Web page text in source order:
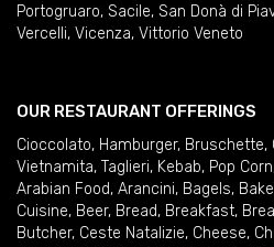
Portogruaro, Sacile, San Donà di
Vercelli, Vicenza, Vittorio Veneto
OUR RESTAURANT OFFERINGS
Cioccolato, Hamburger, Bruschette,
Vietnamita, Taglieri, Kebab, Pop Corn
Arabian Food, Arancini, Bagels,
Cuisine, Beer, Bread, Breakfast,
Butcher, Ceste Natalizie, Cheese,